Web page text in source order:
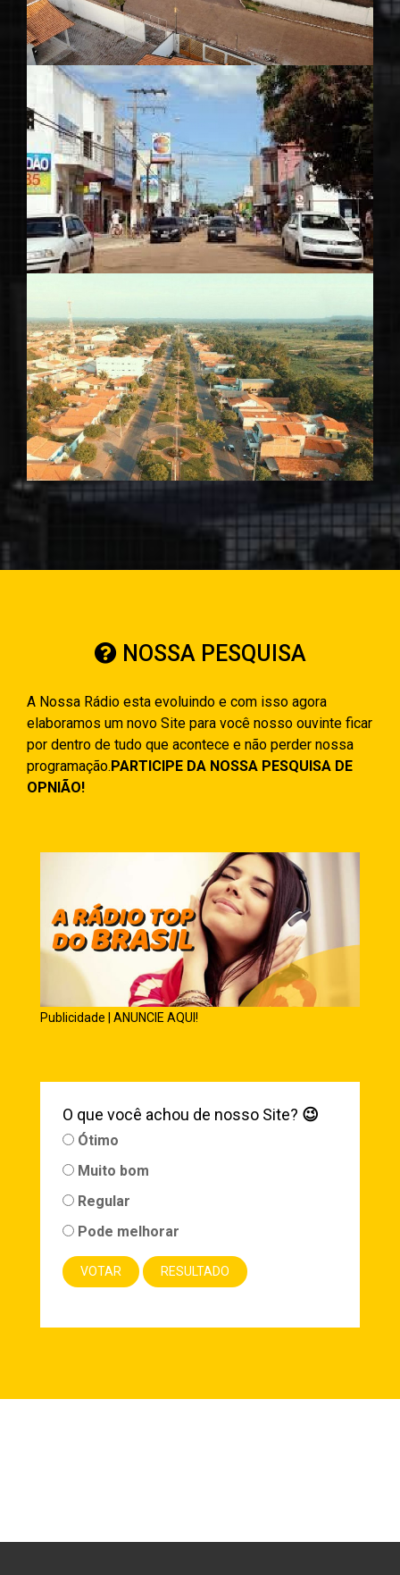
NOSSA PESQUISA
A Nossa Rádio esta evoluindo e com isso agora
elaboramos um novo Site para você nosso ouvinte ficar
por dentro de tudo que acontece e não perder nossa
programação. PARTICIPE DA NOSSA PESQUISA DE
OPNIÃO!
Publicidade | ANUNCIE AQUI!
O que você achou de nosso Site? 😉
Ótimo
Muito bom
Regular
Pode melhorar